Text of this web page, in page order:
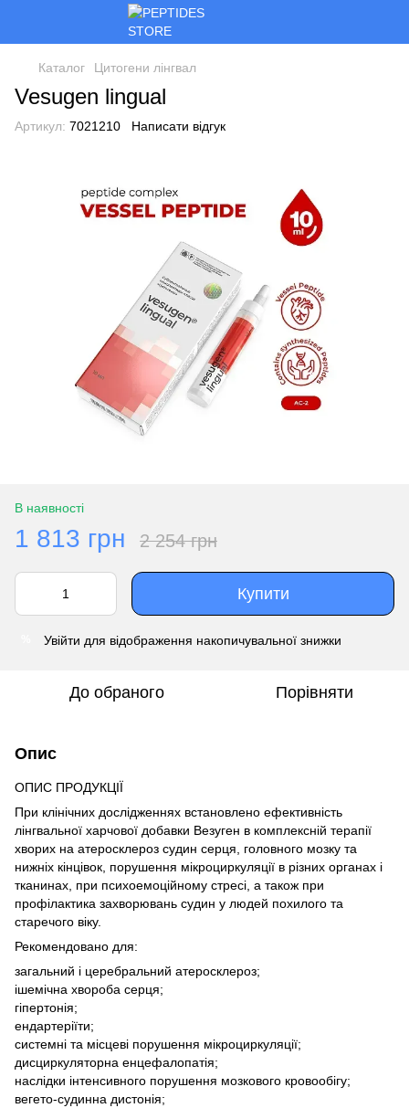
Каталог Цитогени лінгвал
Vesugen lingual
Артикул: 7021210 Написати відгук
В наявності
1 813 грн 2 254 грн
Купити
Увійти для відображення накопичувальної знижки
До обраного Порівняти
Опис
ОПИС ПРОДУКЦІЇ
При клінічних дослідженнях встановлено ефективність
лінгвальної харчової добавки Везуген в комплексній терапії
хворих на атеросклероз судин серця, головного мозку та
нижніх кінцівок, порушення мікроциркуляції в різних органах і
тканинах, при психоемоційному стресі, а також при
профілактика захворювань судин у людей похилого та
старечого віку.
Рекомендовано для:
загальний і церебральний атеросклероз;
ішемічна хвороба серця;
гіпертонія;
ендартеріїти;
системні та місцеві порушення мікроциркуляції;
дисциркуляторна енцефалопатія;
наслідки інтенсивного порушення мозкового кровообігу;
вегето-судинна дистонія;